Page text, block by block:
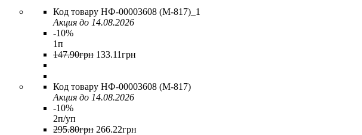
НФ-00003608 (M-817)_1
Акция до 14.08.2026
-10%
1п
147.90грн 133.11грн
НФ-00003608 (M-817)
Акция до 14.08.2026
-10%
2п/уп
295.80грн 266.22грн